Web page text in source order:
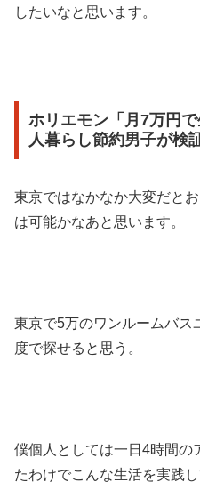
したいなと思います。
ホリエモン「月7万円
人暮らし節約男子が検
東京ではなかなか大変だと
は可能かなあと思います。
東京で5万のワンルームバス
度で探せると思う。
僕個人としては一日4時間の
たわけでこんな生活を実践